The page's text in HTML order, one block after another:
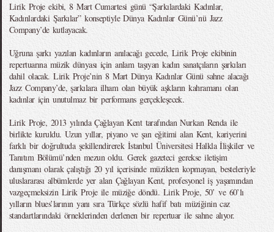
Lirik Proje ekibi, 8 Mart Cumartesi günü “Şarkılardaki Kadınlar,
Kadınlardaki Şarkılar” konseptiyle Dünya Kadınlar Günü’nü Jazz
Company’de kutlayacak.
Uğruna şarkı yazılan kadınların anılacağı gecede, Lirik Proje ekibinin
repertuarına müzik dünyası için anlam taşıyan kadın sanatçıların şarkıları
dahil olacak. Lirik Proje’nin 8 Mart Dünya Kadınlar Günü sahne alacağı
Jazz Company’de, şarkılara ilham olan büyük aşkların kahramanı olan
kadınlar için unutulmaz bir performans gerçekleşecek.
Lirik Proje, 2013 yılında Çağlayan Kent tarafından Nurkan Renda ile
birlikte kuruldu. Uzun yıllar, piyano ve şan eğitimi alan Kent, kariyerini
farklı bir doğrultuda şekillendirerek İstanbul Üniversitesi Halkla İlişkiler ve
Tanıtım Bölümü’nden mezun oldu. Gerek gazeteci gerekse iletişim
danışmanı olarak çalıştığı 20 yıl içerisinde müzikten kopmayan, besteleriyle
uluslararası albümlerde yer alan Çağlayan Kent, profesyonel iş yaşamından
vazgeçmeksizin Lirik Proje ile müziğe döndü. Lirik Proje, 50’ ve 60’lı
yılların blues’larının yanı sıra Türkçe sözlü hafif batı müziğinin caz
standartlarındaki örneklerinden derlenen bir repertuar ile sahne alıyor.